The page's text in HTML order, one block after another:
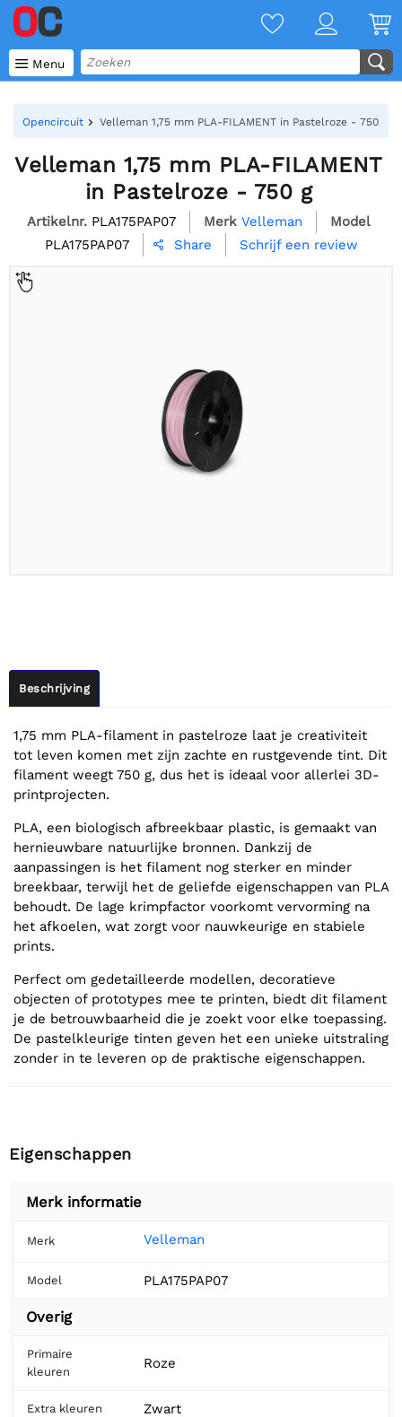
 Menu
Opencircuit Velleman 1,75 mm PLA-FILAMENT in Pastelroze - 750 g
Velleman 1,75 mm PLA-FILAMENT
in Pastelroze - 750 g
Artikelnr. PLA175PAP07 Merk Velleman
Model
PLA175PAP07
 Share Schrijf een review
Beschrijving
1,75 mm PLA-filament in pastelroze laat je creativiteit
tot leven komen met zijn zachte en rustgevende tint. Dit
filament weegt 750 g, dus het is ideaal voor allerlei 3D-
printprojecten.
PLA, een biologisch afbreekbaar plastic, is gemaakt van
hernieuwbare natuurlijke bronnen. Dankzij de
aanpassingen is het filament nog sterker en minder
breekbaar, terwijl het de geliefde eigenschappen van PLA
behoudt. De lage krimpfactor voorkomt vervorming na
het afkoelen, wat zorgt voor nauwkeurige en stabiele
prints.
Perfect om gedetailleerde modellen, decoratieve
objecten of prototypes mee te printen, biedt dit filament
je de betrouwbaarheid die je zoekt voor elke toepassing.
De pastelkleurige tinten geven het een unieke uitstraling
zonder in te leveren op de praktische eigenschappen.
Eigenschappen
Merk informatie
Merk Velleman
Model PLA175PAP07
Overig
Primaire
kleuren
Roze
Extra kleuren Zwart